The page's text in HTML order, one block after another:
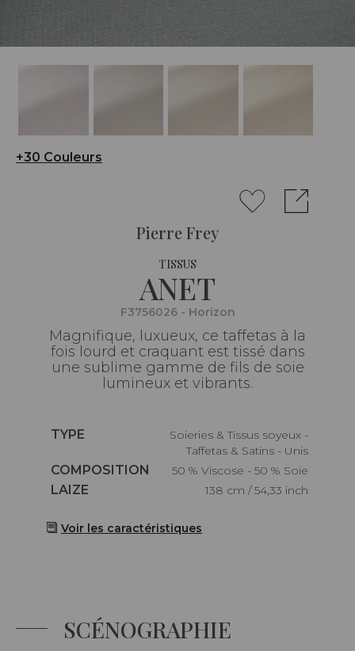
+30 Couleurs
Pierre Frey
TISSUS
ANET
F3756026 - Horizon
Magnifique, luxueux, ce taffetas à la
fois lourd et craquant est tissé dans
une sublime gamme de fils de soie
lumineux et vibrants.
Caractéristiques
TYPE
Soieries & Tissus soyeux -
Taffetas & Satins - Unis
Caractéristiques
COMPOSITION
50 % Viscose - 50 % Soie
Caractéristiques
LAIZE 138 cm / 54,33 inch
Voir les caractéristiques
SCÉNOGRAPHIE